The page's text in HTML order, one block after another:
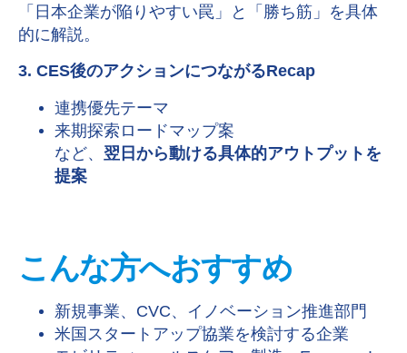
「日本企業が陥りやすい罠」と「勝ち筋」を具体
的に解説。
3. CES後のアクションにつながるRecap
連携優先テーマ
来期探索ロードマップ案
など、 翌日から動ける具体的アウトプットを
提案
こんな方へおすすめ
新規事業、CVC、イノベーション推進部門
米国スタートアップ協業を検討する企業